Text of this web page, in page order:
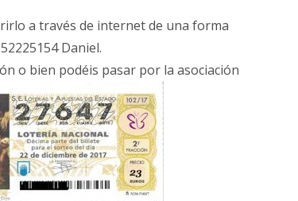
a través de internet de una forma
Daniel.
o bien podéis pasar por la asociación